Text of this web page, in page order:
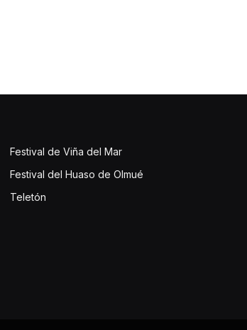
Festival de Viña del Mar
Festival del Huaso de Olmué
Teletón